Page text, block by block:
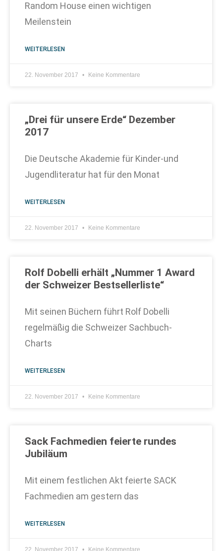
Random House einen wichtigen
Meilenstein
WEITERLESEN
22. November 2017 Keine Kommentare
„Drei für unsere Erde“ Dezember
2017
Die Deutsche Akademie für Kinder-und
Jugendliteratur hat für den Monat
WEITERLESEN
22. November 2017 Keine Kommentare
Rolf Dobelli erhält „Nummer 1 Award
der Schweizer Bestsellerliste“
Mit seinen Büchern führt Rolf Dobelli
regelmäßig die Schweizer Sachbuch-
Charts
WEITERLESEN
22. November 2017 Keine Kommentare
Sack Fachmedien feierte rundes
Jubiläum
Mit einem festlichen Akt feierte SACK
Fachmedien am gestern das
WEITERLESEN
22. November 2017 Keine Kommentare